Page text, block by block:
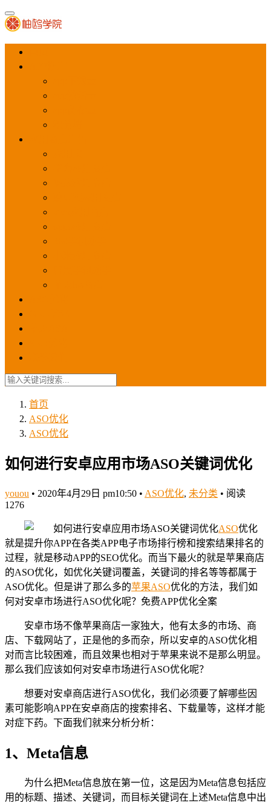
首页
ASO优化
ASO优化
如何进行安卓应用市场ASO关键词优化
youou • 2020年4月29日 pm10:50 • ASO优化, 未分类 • 阅读
1276
ASO优化
就是提升你APP在各类APP电子市场排行榜和搜索结果排名的
过程，就是移动APP的SEO优化。而当下最火的就是苹果商店
的ASO优化，如优化关键词覆盖，关键词的排名等等都属于
ASO优化。但是讲了那么多的苹果ASO优化的方法，我们如
何对安卓市场进行ASO优化呢？免费APP优化全案
安卓市场不像苹果商店一家独大，他有太多的市场、商
店、下载网站了，正是他的多而杂，所以安卓的ASO优化相
对而言比较困难，而且效果也相对于苹果来说不是那么明显。
那么我们应该如何对安卓市场进行ASO优化呢？
想要对安卓商店进行ASO优化，我们必须要了解哪些因
素可能影响APP在安卓商店的搜索排名、下载量等，这样才能
对症下药。下面我们就来分析分析：
1、Meta信息
为什么把Meta信息放在第一位，这是因为Meta信息包括应
用的标题、描述、关键词，而目标关键词在上述Meta信息中出